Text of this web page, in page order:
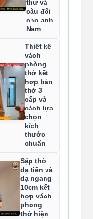
thư và
câu đối
cho anh
Nam
Thiết kế
vách
phòng
thờ kết
hợp bàn
thờ 3
cấp và
cách lựa
chọn
kích
thước
chuẩn
Sập thờ
dạ tiền và
dạ ngang
10cm kết
hợp vách
phòng
thờ hiện